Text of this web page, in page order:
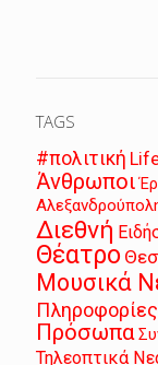
TAGS
#πολιτική
Άνθρωποι
Διεθνή
Θέατρο
Μουσικά
Πληροφορίες
Πρόσωπα
Τηλεοπτικά